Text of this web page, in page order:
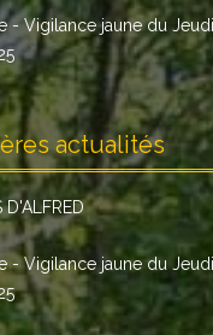
rendus
communal
- Vigilance jaune du
actualités
D'ALFRED
- Vigilance jaune du